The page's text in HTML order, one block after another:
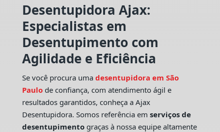
Desentupidora Ajax:
Especialistas em
Desentupimento com
Agilidade e Eficiência
Se você procura uma desentupidora em São
Paulo de confiança, com atendimento ágil e
resultados garantidos, conheça a Ajax
Desentupidora. Somos referência em serviços de
desentupimentograças à nossa equipe altamente